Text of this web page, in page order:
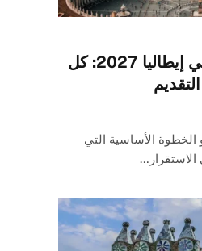
دليل تصريح الإقامة في إيطاليا 2027: كل
الخطوة الأساسية التي